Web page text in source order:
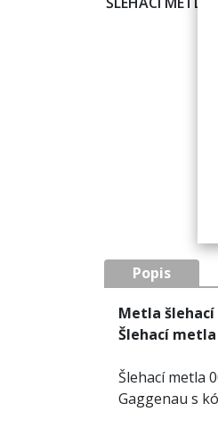
Popis
Metla šlehací
Šlehací metla
Šlehací metla
Gaggenau s